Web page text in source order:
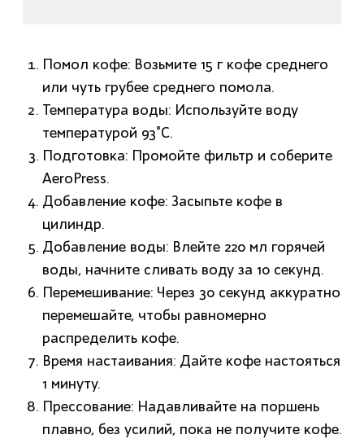
Помол кофе: Возьмите 15 г кофе среднего
или чуть грубее среднего помола.
Температура воды: Используйте воду
температурой 93°C.
Подготовка: Промойте фильтр и соберите
AeroPress.
Добавление кофе: Засыпьте кофе в
цилиндр.
Добавление воды: Влейте 220 мл горячей
воды, начните сливать воду за 10 секунд.
Перемешивание: Через 30 секунд аккуратно
перемешайте, чтобы равномерно
распределить кофе.
Время настаивания: Дайте кофе настояться
1 минуту.
Прессование: Надавливайте на поршень
плавно, без усилий, пока не получите кофе.